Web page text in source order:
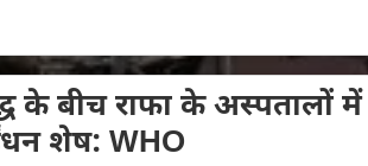
के बीच राफा के अस्पतालों में
शेष: WHO